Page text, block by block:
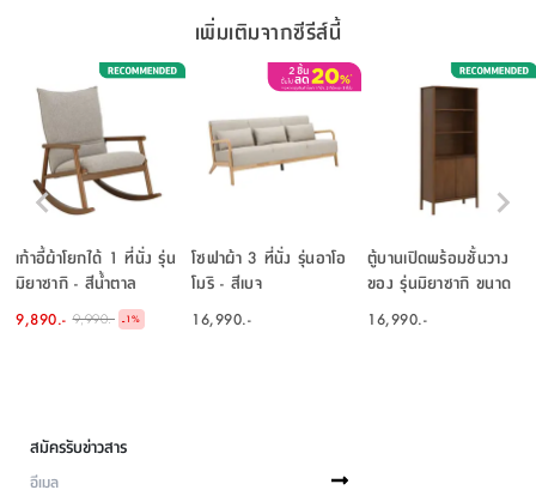
เพิ่มเติมจากซีรีส์นี้
เก้าอี้ผ้าโยกได้ 1 ที่นั่ง รุ่น
มิยาซากิ - สีน้ำตาล
9,890.- 9,990.- -1%
โซฟาผ้า 3 ที่นั่ง รุ่นอาโอ
โมริ - สีเบจ
16,990.-
ตู้บานเปิดพร้อมชั้นวาง
ของ รุ่นมิยาซากิ ขนาด
80 ซม. - สีวอลนัท
16,990.-
สมัครรับข่าวสาร